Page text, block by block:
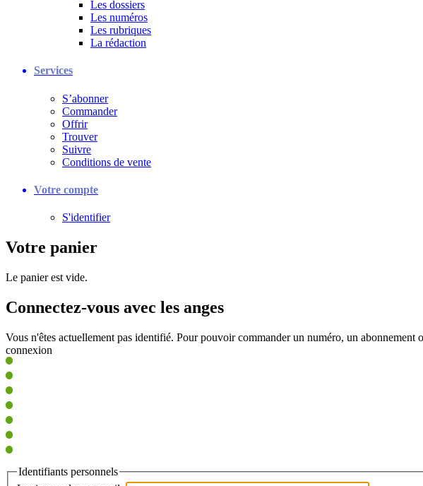
Les dossiers
Les numéros
Les rubriques
La rédaction
Services
S’abonner
Commander
Offrir
Trouver
Suivre
Conditions de vente
Votre compte
S'identifier
Votre panier
Le panier est vide.
Connectez-vous avec les anges
Vous n'êtes actuellement pas identifié. Pour pouvoir commander un numéro, un
connexion
Identifiants personnels